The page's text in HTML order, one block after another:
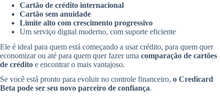
Cartão de crédito internacional
Cartão sem anuidade
Limite alto com crescimento progressivo
Um serviço digital moderno, com suporte eficiente
Ele é ideal para quem está começando a usar crédito, para quem quer
economizar ou até para quem quer fazer uma comparação de cartões
de crédito e encontrar o mais vantajoso.
Se você está pronto para evoluir no controle financeiro, o Credicard
Beta pode ser seu novo parceiro de confiança.